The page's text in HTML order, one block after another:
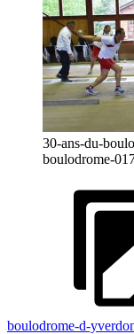
30-ans-du-
boulodrome-
boulodrome-d-